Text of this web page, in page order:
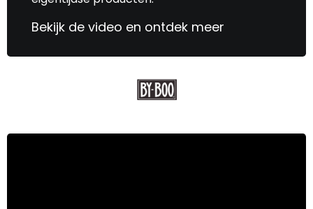
Bekijk de video en ontdek meer